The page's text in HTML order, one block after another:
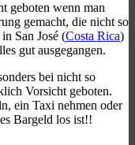
geboten wenn man
gemacht, die nicht so
San José (Costa Rica)
gut ausgegangen.
bei nicht so
Vorsicht geboten.
ein Taxi nehmen oder
Bargeld los ist!!